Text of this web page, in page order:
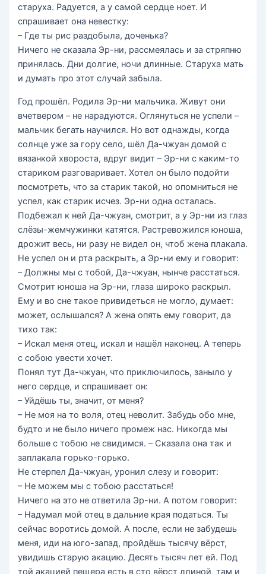
старуха. Радуется, а у самой сердце ноет. И
спрашивает она невестку:
– Где ты рис раздобыла, доченька?
Ничего не сказала Эр-ни, рассмеялась и за стряпню
принялась. Дни долгие, ночи длинные. Старуха мать
и думать про этот случай забыла.
Год прошёл. Родила Эр-ни мальчика. Живут они
вчетвером – не нарадуются. Оглянуться не успели –
мальчик бегать научился. Но вот однажды, когда
солнце уже за гору село, шёл Да-чжуан домой с
вязанкой хвороста, вдруг видит – Эр-ни с каким-то
стариком разговаривает. Хотел он было подойти
посмотреть, что за старик такой, но опомниться не
успел, как старик исчез. Эр-ни одна осталась.
Подбежал к ней Да-чжуан, смотрит, а у Эр-ни из глаз
слёзы-жемчужинки катятся. Растревожился юноша,
дрожит весь, ни разу не видел он, чтоб жена плакала.
Не успел он и рта раскрыть, а Эр-ни ему и говорит:
– Должны мы с тобой, Да-чжуан, нынче расстаться.
Смотрит юноша на Эр-ни, глаза широко раскрыл.
Ему и во сне такое привидеться не могло, думает:
может, ослышался? А жена опять ему говорит, да
тихо так:
– Искал меня отец, искал и нашёл наконец. А теперь
с собою увести хочет.
Понял тут Да-чжуан, что приключилось, заныло у
него сердце, и спрашивает он:
– Уйдёшь ты, значит, от меня?
– Не моя на то воля, отец неволит. Забудь обо мне,
будто и не было ничего промеж нас. Никогда мы
больше с тобою не свидимся. – Сказала она так и
заплакала горько-горько.
Не стерпел Да-чжуан, уронил слезу и говорит:
– Не можем мы с тобою расстаться!
Ничего на это не ответила Эр-ни. А потом говорит:
– Надумал мой отец в дальние края податься. Ты
сейчас воротись домой. А после, если не забудешь
меня, иди на юго-запад, пройдёшь тысячу вёрст,
увидишь старую акацию. Десять тысяч лет ей. Под
той акацией пещера есть в сто вёрст длиной, там и